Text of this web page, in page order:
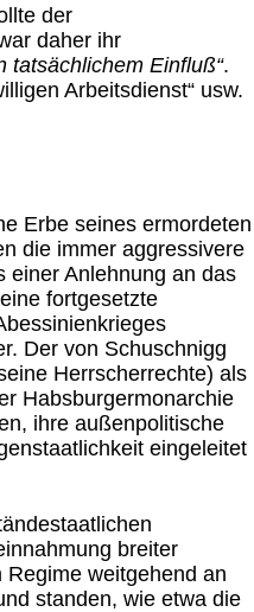
der
daher ihr
tatsächlichem Einfluß“.
Arbeitsdienst“ usw.
Erbe seines ermordeten
die immer aggressivere
einer Anlehnung an das
fortgesetzte
Der von Schuschnigg
Herrscherrechte) als
Habsburgermonarchie
ihre außenpolitische
eingeleitet
breiter
weitgehend an
standen, wie etwa die